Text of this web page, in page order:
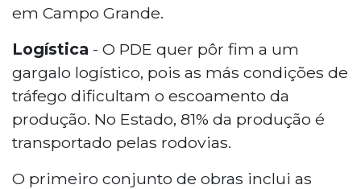
em Campo Grande.
Logística - O PDE quer pôr fim a um
gargalo logístico, pois as más condições de
tráfego dificultam o escoamento da
produção. No Estado, 81% da produção é
transportado pelas rodovias.
O primeiro conjunto de obras inclui as